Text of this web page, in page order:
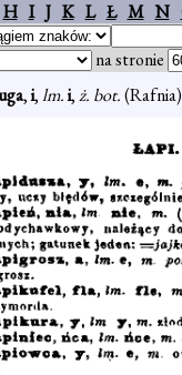
H I J K L Ł M N
na stronie
,i,lm.i,ż. bot.